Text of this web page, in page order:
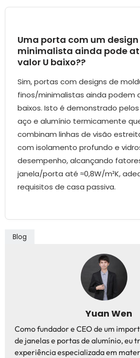
Uma porta com um
minimalista ainda pode
valor U baixo??
Sim, portas com designs de
finos/minimalistas ainda podem
baixos. Isto é demonstrado
aço e alumínio termicamente
combinam linhas de visão
com isolamento profundo e
desempenho, alcançando
janela/porta até ≈0,8W/m²K,
requisitos de casa passiva.
Blog
Yuan Wen
Como fundador e CEO de um
de janelas e portas de alumínio, eu
experiência especializada em